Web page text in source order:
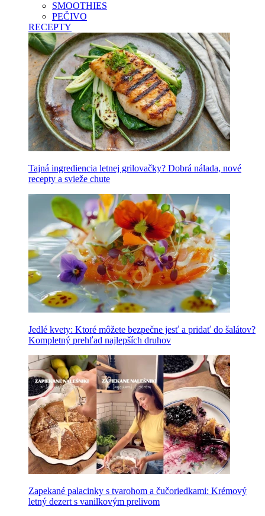
SMOOTHIES
PEČIVO
RECEPTY
Tajná ingrediencia letnej grilovačky? Dobrá nálada, nové
recepty a svieže chute
Jedlé kvety: Ktoré môžete bezpečne jesť a pridať do šalátov?
Kompletný prehľad najlepších druhov
Zapekané palacinky s tvarohom a čučoriedkami: Krémový
letný dezert s vanilkovým prelivom